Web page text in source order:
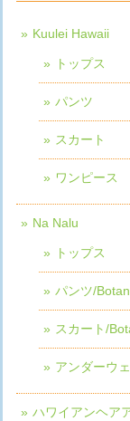
Kuulei Hawaii
トップス
パンツ
スカート
ワンピース
Na Nalu
トップス
パンツ/
スカート/
アンダーウ
ハワイアンヘア